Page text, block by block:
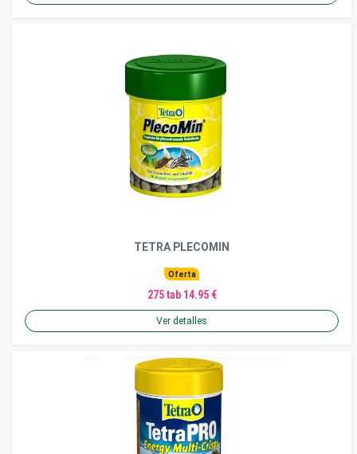
TETRA PLECOMIN
Oferta
275 tab 14.95 €
Ver detalles